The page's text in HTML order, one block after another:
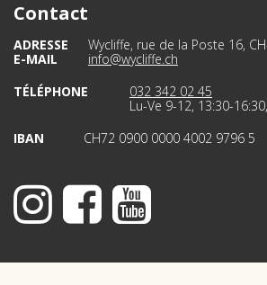
Contact
ADRESSE
Wycliffe, rue de la Poste 16,
E-MAIL
info@wycliffe.ch
TÉLÉPHONE
032 342 02 45
Lu-Ve 9-12, 13:30-
IBAN
CH72 0900 0000 4002 9796 5